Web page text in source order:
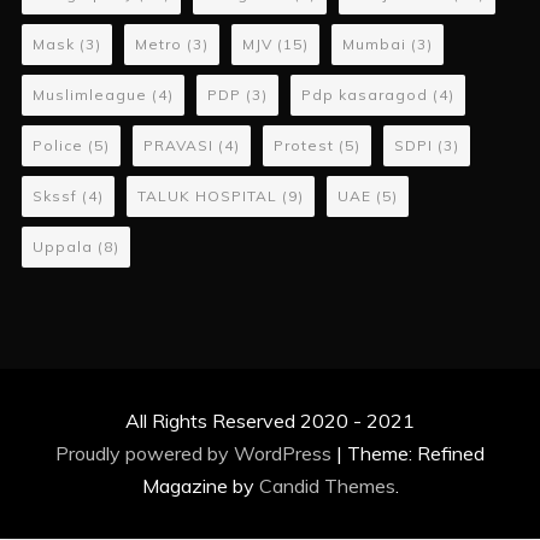
Mask (3) Metro (3) MJV (15) Mumbai (3)
Muslimleague (4) PDP (3) Pdp kasaragod (4)
Police (5) PRAVASI (4) Protest (5) SDPI (3)
Skssf (4) TALUK HOSPITAL (9) UAE (5)
Uppala (8)
All Rights Reserved 2020 - 2021
Proudly powered by WordPress | Theme: Refined
Magazine by Candid Themes.